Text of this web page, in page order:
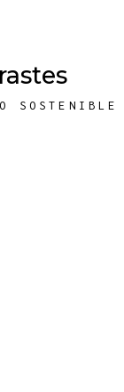
SOSTENIBLE